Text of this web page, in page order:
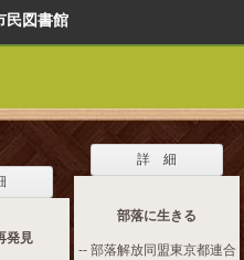
図書館
発見
詳 細
部落に生きる
-- 部落解放同盟東京都連合